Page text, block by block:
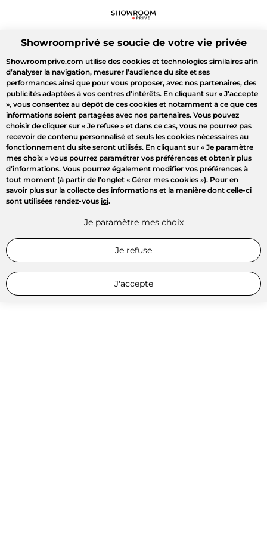
Showroomprivé se soucie de votre vie privée
Showroomprive.com utilise des cookies et technologies similaires afin
d’analyser la navigation, mesurer l’audience du site et ses
performances ainsi que pour vous proposer, avec nos partenaires, des
publicités adaptées à vos centres d’intérêts. En cliquant sur « J’accepte
», vous consentez au dépôt de ces cookies et notamment à ce que ces
informations soient partagées avec nos partenaires. Vous pouvez
choisir de cliquer sur « Je refuse » et dans ce cas, vous ne pourrez pas
recevoir de contenu personnalisé et seuls les cookies nécessaires au
fonctionnement du site seront utilisés. En cliquant sur « Je paramètre
mes choix » vous pourrez paramétrer vos préférences et obtenir plus
d’informations. Vous pourrez également modifier vos préférences à
tout moment (à partir de l’onglet « Gérer mes cookies »). Pour en
savoir plus sur la collecte des informations et la manière dont celle-ci
sont utilisées rendez-vous ici.
Je paramètre mes choix
Je refuse
J'accepte